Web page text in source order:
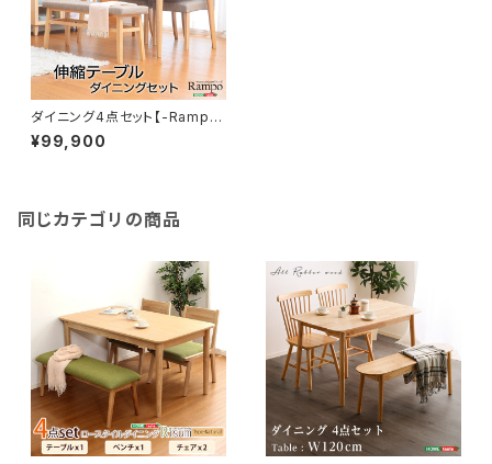
ダイニング4点セット【-Rampo
-ランポ】（伸縮テーブル幅120-1
50・ベンチ＆チェア） SH-01R
¥99,900
同じカテゴリの商品